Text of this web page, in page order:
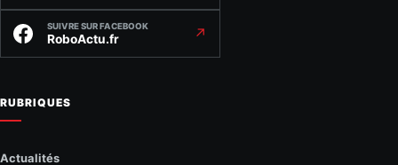
SUIVRE SUR FACEBOOK
RoboActu.fr ↗
RUBRIQUES
Actualités